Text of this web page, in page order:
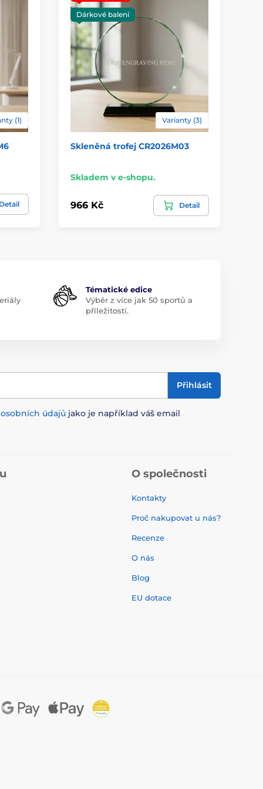
(1)
Detail
Dárkové balení
Varianty (3)
Skleněná trofej CR2026M03
Skladem v e-shopu.
966 Kč Detail
Tématické edice
Výběr z více jak 50 sportů a
příležitostí.
Přihlásit
osobních údajů jako je například váš email
O společnosti
Kontakty
Proč nakupovat u nás?
Recenze
O nás
Blog
EU dotace